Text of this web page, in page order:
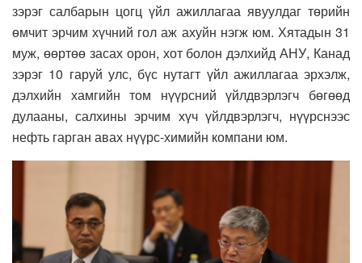
зэрэг салбарын цогц үйл ажиллагаа явуулдаг төрийн
өмчит эрчим хүчний гол аж ахуйн нэгж юм. Хятадын 31
муж, өөртөө засах орон, хот болон дэлхийд АНУ, Канад
зэрэг 10 гаруй улс, бүс нутагт үйл ажиллагаа эрхэлж,
дэлхийн хамгийн том нүүрсний үйлдвэрлэгч бөгөөд
дулааны, салхины эрчим хүч үйлдвэрлэгч, нүүрснээс
нефть гарган авах нүүрс-химийн компани юм.